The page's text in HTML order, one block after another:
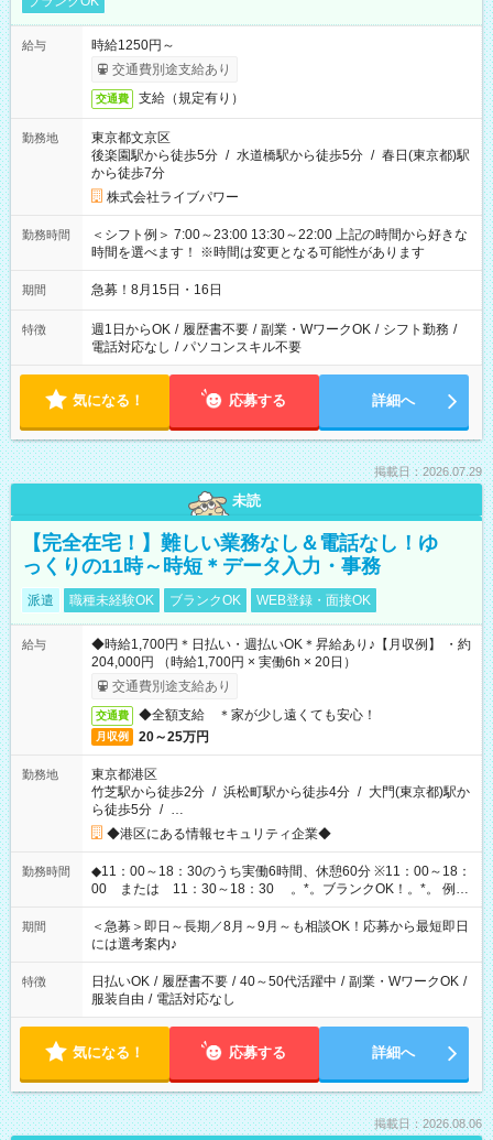
給与
時給1250円～
交通費別途支給あり
交通費 支給（規定有り）
勤務地
東京都文京区
後楽園駅から徒歩5分 / 水道橋駅から徒歩5分 / 春日(東京都)駅
から徒歩7分
株式会社ライブパワー
勤務時間
＜シフト例＞ 7:00～23:00 13:30～22:00 上記の時間から好きな
時間を選べます！ ※時間は変更となる可能性があります
期間 急募！8月15日・16日
特徴 週1日からOK / 履歴書不要 / 副業・WワークOK / シフト勤務 /
電話対応なし / パソコンスキル不要
気になる！ 応募する 詳細へ
掲載日：2026.07.29
未読
【完全在宅！】難しい業務なし＆電話なし！ゆ
っくりの11時～時短＊データ入力・事務
派遣 職種未経験OK ブランクOK WEB登録・面接OK
給与
◆時給1,700円＊日払い・週払いOK＊昇給あり♪【月収例】 ・約
204,000円 （時給1,700円 × 実働6h × 20日）
交通費別途支給あり
交通費 ◆全額支給 ＊家が少し遠くても安心！
月収例 20～25万円
勤務地
東京都港区
竹芝駅から徒歩2分 / 浜松町駅から徒歩4分 / 大門(東京都)駅か
ら徒歩5分 / …
◆港区にある情報セキュリティ企業◆
勤務時間
◆11：00～18：30のうち実働6時間、休憩60分 ※11：00～18：
00 または 11：30～18：30 。*。ブランクOK！。*。 例え
ば前職が、 在宅/財団法人/事務/コールセンター/受付/販売/カフェ
スタッフ スイーツ販売/ホテルフロント/化粧品販売/など 様々な
業界から入社して活躍されています♪
期間
＜急募＞即日～長期／8月～9月～も相談OK！応募から最短即日
には選考案内♪
特徴 日払いOK / 履歴書不要 / 40～50代活躍中 / 副業・WワークOK /
服装自由 / 電話対応なし
気になる！ 応募する 詳細へ
掲載日：2026.08.06